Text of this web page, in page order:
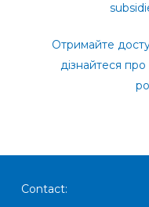
Отримайте
дізнайтеся
Contact: